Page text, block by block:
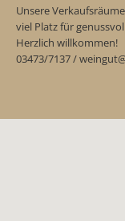
Unsere
viel Platz für
Herzlich willkommen!
03473/7137 /